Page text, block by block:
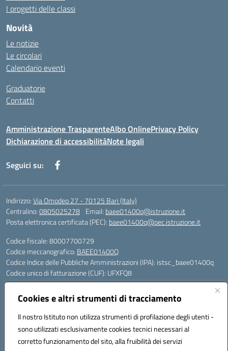
Cookies e altri strumenti di tracciamento
Il nostro Istituto non utilizza strumenti di profilazione degli utenti -
sono utilizzati esclusivamente cookies tecnici necessari al
corretto funzionamento del sito, alla fruibilità dei servizi
I progetti delle classi
Novità
Le notizie
Le circolari
Calendario eventi
Graduatorie
Contatti
Amministrazione TrasparenteAlbo OnlinePrivacy Policy
Dichiarazione di accessibilitàNote legali
Seguici su:
Indirizzo:Via Omodeo 27 - 70125 Bari (Italy)
Centralino:0805025278 Email: baee01400q@istruzione.it
Posta elettronica certificata (PEC): baee01400q@pec.istruzione.it
Codice fiscale: 80007700729
Codice meccanografico: BAEE01400Q
Codice Indice delle Pubbliche Amministrazioni (IPA): istsc_baee01400q
Codice unico di fatturazione (CUF): UFXFQ8
BAEE01401R - Plesso Iqbal - scuola primaria - via Omodeo 27 - tel. 080.
5025278
BAEE01404 X - Plesso Gandhi - scuola primaria - via Celso Ulpiani 1 -
tel. 080.5569487
BAAA01402L - Plesso DonTonino Bello - scuola dell'infanzia - via Celso